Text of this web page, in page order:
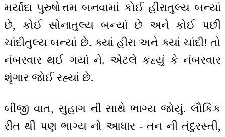
મર્યાદા પુરુષોત્તમ બનવામાં કોઈ હીરાતુલ્ય બન્યાં
છે, કોઈ સોનાતુલ્ય બન્યાં છે અને કોઈ પછી
ચાંદીતુલ્ય બન્યાં છે. ક્યાં હીરા અને ક્યાં ચાંદી! તો
નંબરવાર થઈ ગયાં ને. એટલે કહ્યું કે નંબરવાર
શૃંગાર જોઈ રહ્યાં છે.
બીજી વાત, સુહાગ ની સાથે ભાગ્ય જોયું. લૌકિક
રીત થી પણ ભાગ્ય નો આધાર - તન ની તંદુરસ્તી,